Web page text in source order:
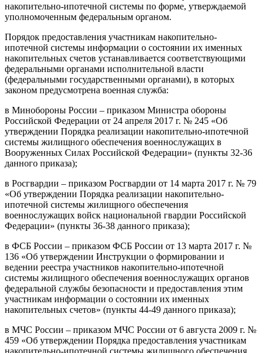
накопительно-ипотечной системы по форме, утверждаемой
уполномоченным федеральным органом.
Порядок предоставления участникам накопительно-
ипотечной системы информации о состоянии их именных
накопительных счетов устанавливается соответствующими
федеральными органами исполнительной власти
(федеральными государственными органами), в которых
законом предусмотрена военная служба:
в Минобороны России – приказом Министра обороны
Российской Федерации от 24 апреля 2017 г. № 245 «Об
утверждении Порядка реализации накопительно-ипотечной
системы жилищного обеспечения военнослужащих в
Вооруженных Силах Российской Федерации» (пункты 32-36
данного приказа);
в Росгвардии – приказом Росгвардии от 14 марта 2017 г. № 79
«Об утверждении Порядка реализации накопительно-
ипотечной системы жилищного обеспечения
военнослужащих войск национальной гвардии Российской
Федерации» (пункты 36-38 данного приказа);
в ФСБ России – приказом ФСБ России от 13 марта 2017 г. №
136 «Об утверждении Инструкции о формировании и
ведении реестра участников накопительно-ипотечной
системы жилищного обеспечения военнослужащих органов
федеральной службы безопасности и предоставления этим
участникам информации о состоянии их именных
накопительных счетов» (пункты 44-49 данного приказа);
в МЧС России – приказом МЧС России от 6 августа 2009 г. №
459 «Об утверждении Порядка предоставления участникам
накопительно-ипотечной системы жилищного обеспечения